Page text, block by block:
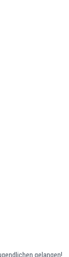
gelangen!